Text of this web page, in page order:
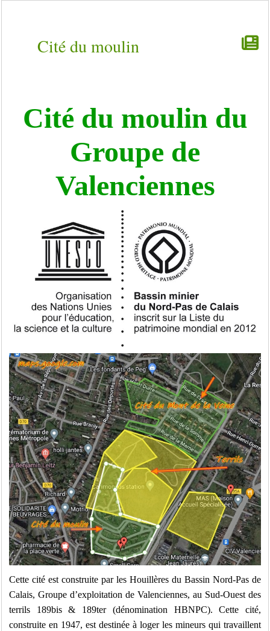
Cité du moulin
Cité du moulin du
Groupe de
Valenciennes
Cette cité est construite par les Houillères du Bassin Nord-Pas de
Calais, Groupe d’exploitation de Valenciennes, au Sud-Ouest des
terrils 189bis & 189ter (dénomination HBNPC). Cette cité,
construite en 1947, est destinée à loger les mineurs qui travaillent